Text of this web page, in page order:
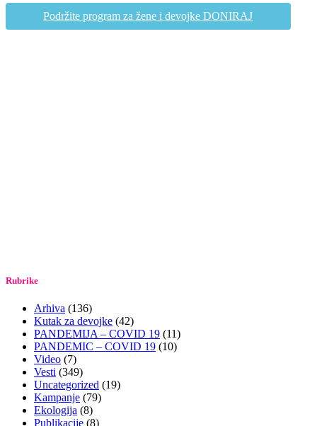
Podržite program za žene i devojke DONIRAJ
Rubrike
Arhiva (136)
Kutak za devojke (42)
PANDEMIJA – COVID 19 (11)
PANDEMIC – COVID 19 (10)
Video (7)
Vesti (349)
Uncategorized (19)
Kampanje (79)
Ekologija (8)
Publikacije (8)